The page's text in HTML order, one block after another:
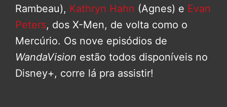
Rambeau), Kathryn Hahn (Agnes) e Evan
Peters, dos X-Men, de volta como o
Mercúrio. Os nove episódios de
WandaVision estão todos disponíveis no
Disney+, corre lá pra assistir!